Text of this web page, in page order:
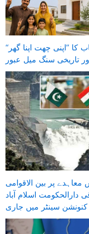
کا ’’اپنی چھت اپنا گھر‘‘
تاریخی سنگ میل عبور
پر بین الاقوامی
دارالحکومت اسلام آباد
سینٹر میں جاری